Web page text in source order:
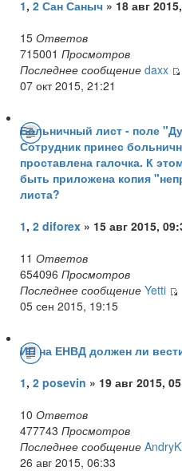
1, 2 Сан Саныч » 18 авг
15 Ответов
715001 Просмотров
Последнее сообщение daxx
07 окт 2015, 21:21
Больничный лист - поле
Сотрудник принес
проставлена галочка. К
быть приложена копия
листа?
1, 2 diforex » 15 авг 2015,
11 Ответов
654096 Просмотров
Последнее сообщение Yetti
05 сен 2015, 19:15
ИП на ЕНВД должен ли
1, 2 posevin » 19 авг 2015,
10 Ответов
477743 Просмотров
Последнее сообщение
26 авг 2015, 06:33